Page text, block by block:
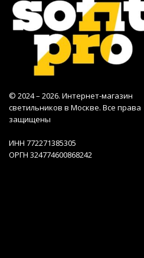
© 2024 – 2026. Интернет-магазин
светильников в Москве. Все права
защищены
ИНН 772271385305
ОРГН 324774600868242